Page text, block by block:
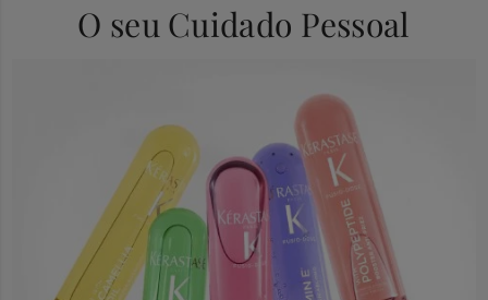
O seu Cuidado Pessoal